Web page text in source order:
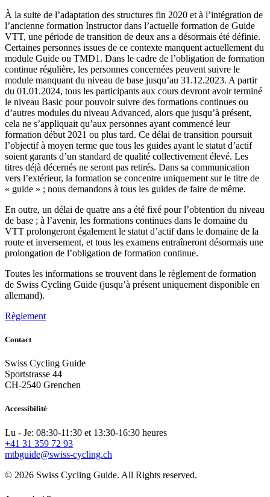
À la suite de l’adaptation des structures fin 2020 et à l’intégration de
l’ancienne formation Instructor dans l’actuelle formation de Guide
VTT, une période de transition de deux ans a désormais été définie.
Certaines personnes issues de ce contexte manquent actuellement du
module Guide ou TMD1. Dans le cadre de l’obligation de formation
continue régulière, les personnes concernées peuvent suivre le
module manquant du niveau de base jusqu’au 31.12.2023. A partir
du 01.01.2024, tous les participants aux cours devront avoir terminé
le niveau Basic pour pouvoir suivre des formations continues ou
d’autres modules du niveau Advanced, alors que jusqu’à présent,
cela ne s’appliquait qu’aux personnes ayant commencé leur
formation début 2021 ou plus tard. Ce délai de transition poursuit
l’objectif à moyen terme que tous les guides ayant le statut d’actif
soient garants d’un standard de qualité collectivement élevé. Les
titres déjà décernés ne seront pas retirés. Dans sa communication
vers l’extérieur, la formation se concentre uniquement sur le titre de
« guide » ; nous demandons à tous les guides de faire de même.
En outre, un délai de quatre ans a été fixé pour l’obtention du niveau
de base ; à l’avenir, les formations continues dans le domaine du
VTT prolongeront également le statut d’actif dans le domaine de la
route et inversement, et tous les examens entraîneront désormais une
prolongation de l’obligation de formation continue.
Toutes les informations se trouvent dans le règlement de formation
de Swiss Cycling Guide (jusqu’à présent uniquement disponible en
allemand).
Règlement
Contact
Swiss Cycling Guide
Sportstrasse 44
CH-2540 Grenchen
Accessibilité
Lu - Je: 08:30-11:30 et 13:30-16:30 heures
+41 31 359 72 93
mtbguide@swiss-cycling.ch
© 2026 Swiss Cycling Guide. All Rights reserved.